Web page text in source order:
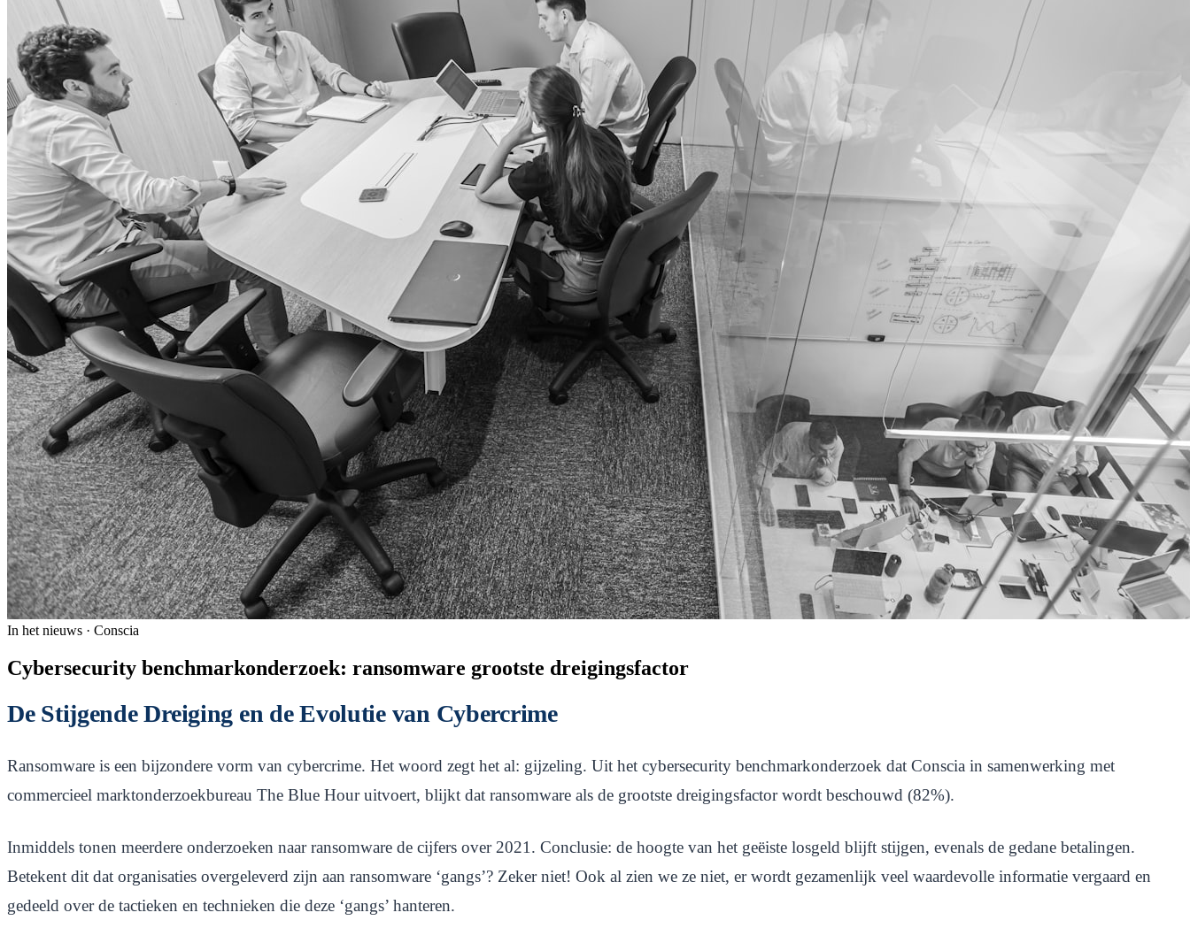
In het nieuws · Conscia
Cybersecurity benchmarkonderzoek: ransomware grootste dreigingsfactor
De Stijgende Dreiging en de Evolutie van Cybercrime
Ransomware is een bijzondere vorm van cybercrime. Het woord zegt het al: gijzeling. Uit het cybersecurity benchmarkonderzoek dat Conscia in samenwerking met
commercieel marktonderzoekbureau The Blue Hour uitvoert, blijkt dat ransomware als de grootste dreigingsfactor wordt beschouwd (82%).
Inmiddels tonen meerdere onderzoeken naar ransomware de cijfers over 2021. Conclusie: de hoogte van het geëiste losgeld blijft stijgen, evenals de gedane betalingen.
Betekent dit dat organisaties overgeleverd zijn aan ransomware ‘gangs’? Zeker niet! Ook al zien we ze niet, er wordt gezamenlijk veel waardevolle informatie vergaard en
gedeeld over de tactieken en technieken die deze ‘gangs’ hanteren.